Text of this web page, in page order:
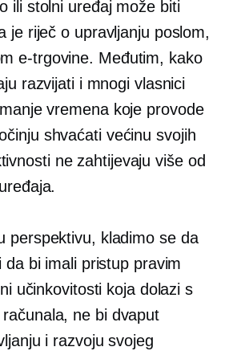
ili stolni uređaj može biti
je riječ o upravljanju poslom,
e-trgovine. Međutim, kako
razvijati i mnogi vlasnici
vremena koje provode
shvaćati većinu svojih
ne zahtijevaju više od
perspektivu, kladimo se da
da bi imali pristup pravim
učinkovitosti koja dolazi s
ne bi dvaput
i razvoju svojeg